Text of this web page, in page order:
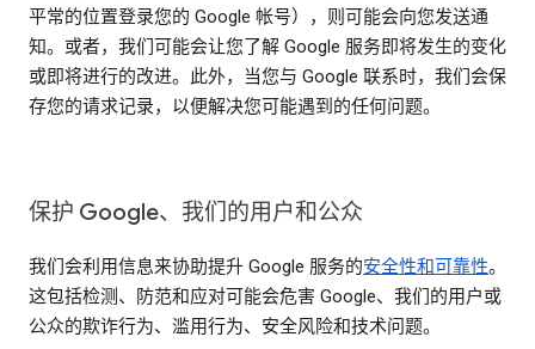
平常的位置登录您的 Google 帐号），则可能会向您发送通
知。或者，我们可能会让您了解 Google 服务即将发生的变化
或即将进行的改进。此外，当您与 Google 联系时，我们会保
存您的请求记录，以便解决您可能遇到的任何问题。
保护 Google、我们的用户和公众
我们会利用信息来协助提升 Google 服务的安全性和可靠性。
这包括检测、防范和应对可能会危害 Google、我们的用户或
公众的欺诈行为、滥用行为、安全风险和技术问题。